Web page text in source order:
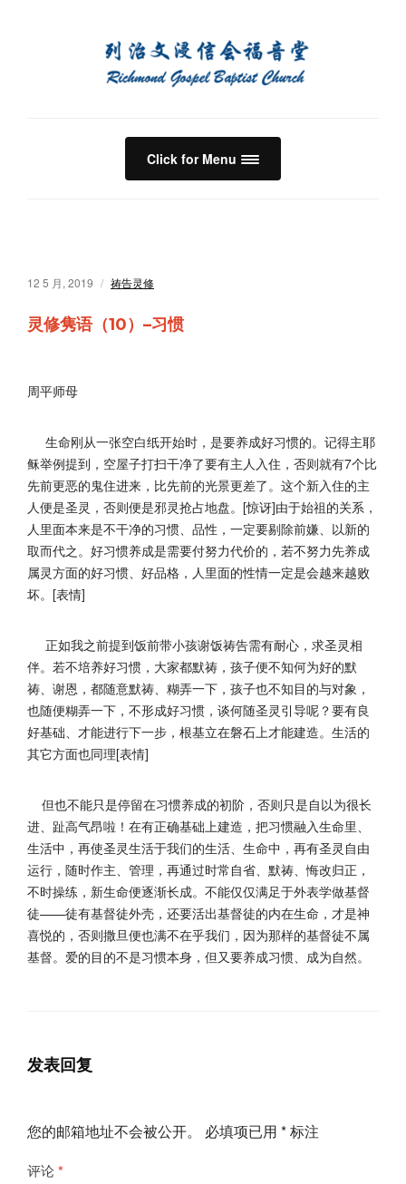
Click for Menu
12 5 月, 2019 祷告灵修
灵修隽语（10）–习惯
周平师母
生命刚从一张空白纸开始时，是要养成好习惯的。 记得主耶
稣举例提到，空屋子打扫干净了要有主人入住， 否则就有7个比
先前更恶的鬼住进来，比先前的光景更差了。 这个新入住的主
人便是圣灵，否则便是邪灵抢占地盘。[惊讶]由于始祖的关系，
人里面本来是不干净的习惯、品性， 一定要剔除前嫌、以新的
取而代之。 好习惯养成是需要付努力代价的， 若不努力先养成
属灵方面的好习惯、好品格， 人里面的性情一定是会越来越败
坏。[表情]
正如我之前提到饭前带小孩谢饭祷告需有耐心，求圣灵相
伴。 若不培养好习惯，大家都默祷，孩子便不知何为好的默
祷、谢恩， 都随意默祷、糊弄一下，孩子也不知目的与对象，
也随便糊弄一下， 不形成好习惯，谈何随圣灵引导呢？要有良
好基础、 才能进行下一步，根基立在磐石上才能建造。 生活的
其它方面也同理[表情]
但也不能只是停留在习惯养成的初阶，否则只是自以为很长
进、 趾高气昂啦！在有正确基础上建造，把习惯融入生命里、
生活中， 再使圣灵生活于我们的生活、生命中，再有圣灵自由
运行， 随时作主、管理，再通过时常自省、默祷、悔改归正，
不时操练， 新生命便逐渐长成。不能仅仅满足于外表学做基督
徒——徒有基督徒外壳，还要活出基督徒的内在生命，才是神
喜悦的， 否则撒旦便也满不在乎我们，因为那样的基督徒不属
基督。 爱的目的不是习惯本身，但又要养成习惯、成为自然。
发表回复
您的邮箱地址不会被公开。 必填项已用 *标注
评论*